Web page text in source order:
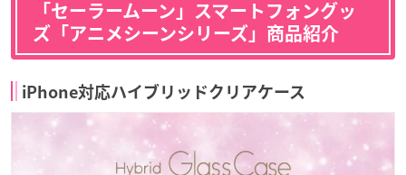
「セーラームーン」スマートフォングッ
ズ「アニメシーンシリーズ」商品紹介
iPhone対応ハイブリッドクリアケース